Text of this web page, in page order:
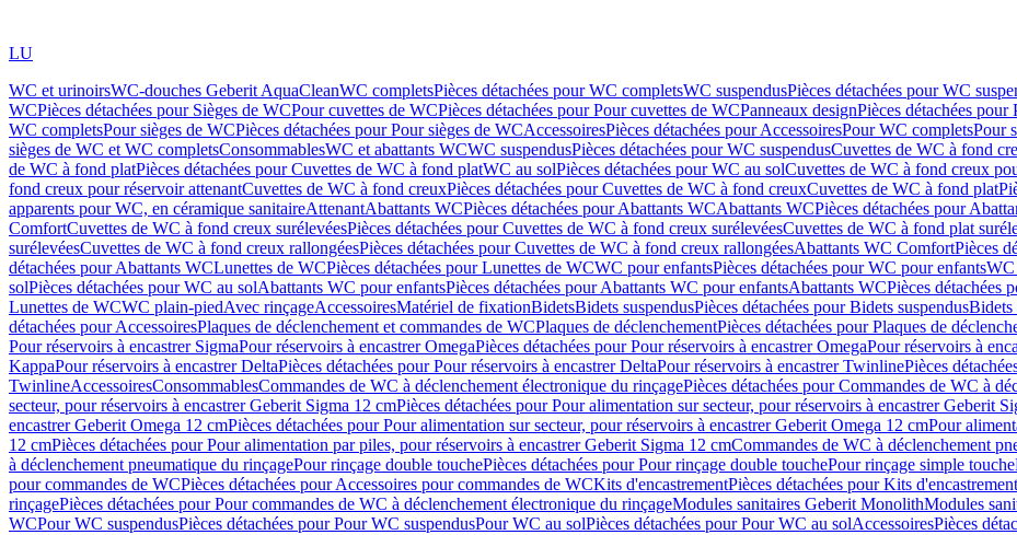
LU
WC et urinoirsWC-douches Geberit AquaCleanWC completsPièces détachées pour WC completsWC suspendusPièces détachées pour WC
WCPièces détachées pour Sièges de WCPour cuvettes de WCPièces détachées pour Pour cuvettes de WCPanneaux designPièces détachées pour
WC completsPour sièges de WCPièces détachées pour Pour sièges de WCAccessoiresPièces détachées pour AccessoiresPour WC completsPour
sièges de WC et WC completsConsommablesWC et abattants WCWC suspendusPièces détachées pour WC suspendusCuvettes de WC à fond
de WC à fond platPièces détachées pour Cuvettes de WC à fond platWC au solPièces détachées pour WC au solCuvettes de WC à fond creux
fond creux pour réservoir attenantCuvettes de WC à fond creuxPièces détachées pour Cuvettes de WC à fond creuxCuvettes de WC à fond plat
apparents pour WC, en céramique sanitaireAttenantAbattants WCPièces détachées pour Abattants WCAbattants WCPièces détachées pour
ComfortCuvettes de WC à fond creux surélevéesPièces détachées pour Cuvettes de WC à fond creux surélevéesCuvettes de WC à fond plat
surélevéesCuvettes de WC à fond creux rallongéesPièces détachées pour Cuvettes de WC à fond creux rallongéesAbattants WC ComfortPièces
détachées pour Abattants WCLunettes de WCPièces détachées pour Lunettes de WCWC pour enfantsPièces détachées pour WC pour enfantsWC
solPièces détachées pour WC au solAbattants WC pour enfantsPièces détachées pour Abattants WC pour enfantsAbattants WCPièces détachées
Lunettes de WCWC plain-piedAvec rinçageAccessoiresMatériel de fixationBidetsBidets suspendusPièces détachées pour Bidets suspendusBidets
détachées pour AccessoiresPlaques de déclenchement et commandes de WCPlaques de déclenchementPièces détachées pour Plaques de
Pour réservoirs à encastrer SigmaPour réservoirs à encastrer OmegaPièces détachées pour Pour réservoirs à encastrer OmegaPour réservoirs à
KappaPour réservoirs à encastrer DeltaPièces détachées pour Pour réservoirs à encastrer DeltaPour réservoirs à encastrer TwinlinePièces
TwinlineAccessoiresConsommablesCommandes de WC à déclenchement électronique du rinçagePièces détachées pour Commandes de WC à
secteur, pour réservoirs à encastrer Geberit Sigma 12 cmPièces détachées pour Pour alimentation sur secteur, pour réservoirs à encastrer Geberit
encastrer Geberit Omega 12 cmPièces détachées pour Pour alimentation sur secteur, pour réservoirs à encastrer Geberit Omega 12 cmPour
12 cmPièces détachées pour Pour alimentation par piles, pour réservoirs à encastrer Geberit Sigma 12 cmCommandes de WC à déclenchement
à déclenchement pneumatique du rinçagePour rinçage double touchePièces détachées pour Pour rinçage double touchePour rinçage simple touche
pour commandes de WCPièces détachées pour Accessoires pour commandes de WCKits d'encastrementPièces détachées pour Kits d'encastrement
rinçagePièces détachées pour Pour commandes de WC à déclenchement électronique du rinçageModules sanitaires Geberit MonolithModules
WCPour WC suspendusPièces détachées pour Pour WC suspendusPour WC au solPièces détachées pour Pour WC au solAccessoiresPièces